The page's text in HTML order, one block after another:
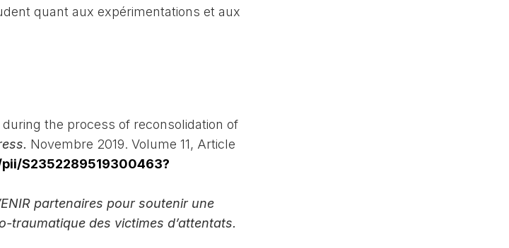
quant aux expérimentations et aux
the process of reconsolidation of
Novembre 2019. Volume 11, Article
S2352289519300463?
partenaires pour soutenir une
traumatique des victimes d’attentats.